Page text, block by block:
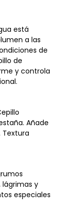
está
a las
de
de
y controla
Añade
lágrimas y
especiales